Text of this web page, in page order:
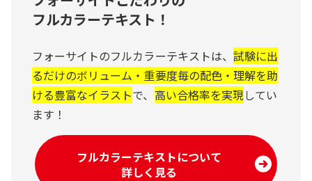
フルカラーテキスト！
フォーサイトのフルカラーテキストは、 試験に出
るだけのボリューム・重要度毎の配色・理解を助
ける豊富なイラストで、 高い合格率を実現 してい
ます！
フルカラーテキストについて
詳しく見る